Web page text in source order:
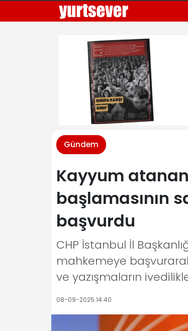
Gündem
Kayyum
başlamasının
başvurdu
CHP İstanbul İl
mahkemeye
ve yazışmaların
08-09-2025 14:40